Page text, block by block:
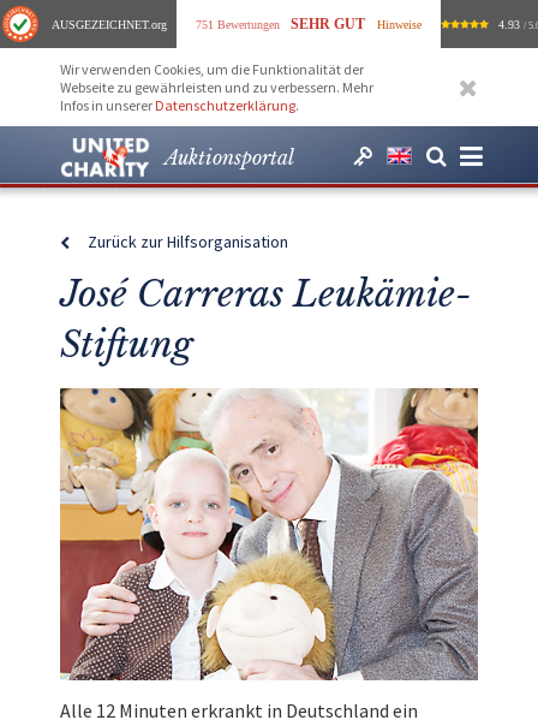
AUSGEZEICHNET.org 751 Bewertungen SEHR GUT Hinweise 4.93 /
Wir verwenden Cookies, um die Funktionalität der
Webseite zu gewährleisten und zu verbessern. Mehr
Infos in unserer Datenschutzerklärung.
Auktionsportal
Zurück zur Hilfsorganisation
José Carreras Leukämie-
Stiftung
Alle 12 Minuten erkrankt in Deutschland ein